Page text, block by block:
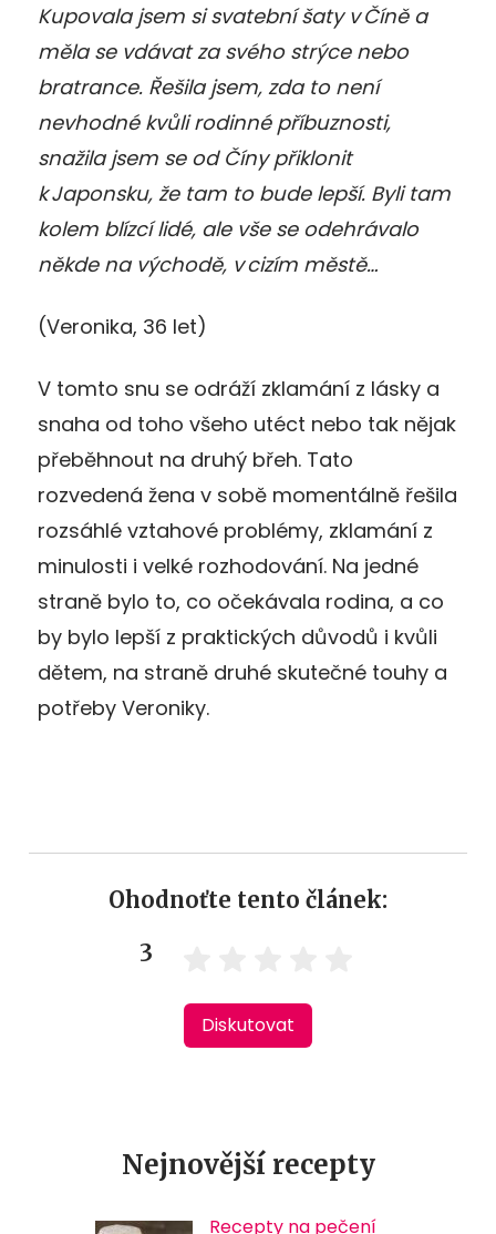
Kupovala jsem si svatební šaty v Číně a
měla se vdávat za svého strýce nebo
bratrance. Řešila jsem, zda to není
nevhodné kvůli rodinné příbuznosti,
snažila jsem se od Číny přiklonit
k Japonsku, že tam to bude lepší. Byli tam
kolem blízcí lidé, ale vše se odehrávalo
někde na východě, v cizím městě…
(Veronika, 36 let)
V tomto snu se odráží zklamání z lásky a
snaha od toho všeho utéct nebo tak nějak
přeběhnout na druhý břeh. Tato
rozvedená žena v sobě momentálně řešila
rozsáhlé vztahové problémy, zklamání z
minulosti i velké rozhodování. Na jedné
straně bylo to, co očekávala rodina, a co
by bylo lepší z praktických důvodů i kvůli
dětem, na straně druhé skutečné touhy a
potřeby Veroniky.
Ohodnoťte tento článek:
3
Diskutovat
Nejnovější recepty
Recepty na pečení